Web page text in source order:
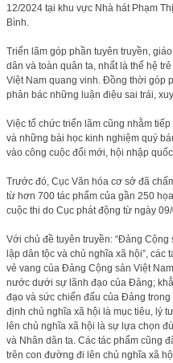
12/2024 tại khu vực Nhà hát Phạm
Bình.
Triển lãm góp phần tuyên truyền,
dân và toàn quân ta, nhất là thế hệ
Việt Nam quang vinh. Đồng thời góp
phản bác những luận điệu sai trái,
Việc tổ chức triển lãm cũng nhằm
và những bài học kinh nghiệm quý
vào công cuộc đổi mới, hội nhập
Trước đó, Cục Văn hóa cơ sở đã
từ hơn 700 tác phẩm của gần 250
cuộc thi do Cục phát động từ ngày
Với chủ đề tuyên truyền: “Đảng
lập dân tộc và chủ nghĩa xã hội”,
vẻ vang của Đảng Cộng sản Việt
nước dưới sự lãnh đạo của Đảng;
đạo và sức chiến đấu của Đảng
định chủ nghĩa xã hội là mục tiêu, lý
lên chủ nghĩa xã hội là sự lựa chọn
và Nhân dân ta. Các tác phẩm cũng
trên con đường đi lên chủ nghĩa xã